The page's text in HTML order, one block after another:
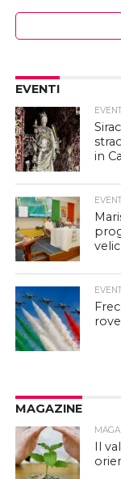
EVENTI
in
MAGAZINE
Il